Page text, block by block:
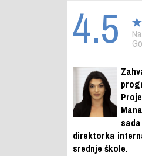
4.5
direktorka
srednje škole.